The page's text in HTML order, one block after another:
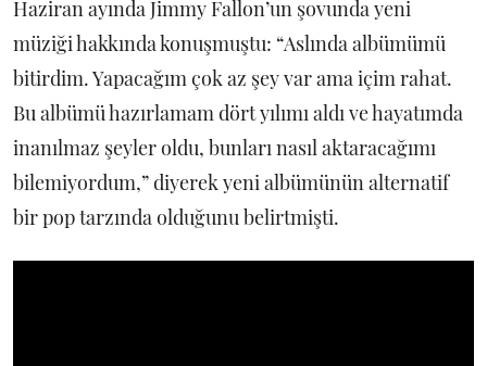
Haziran ayında Jimmy Fallon’un şovunda yeni
müziği hakkında konuşmuştu: “Aslında albümümü
bitirdim. Yapacağım çok az şey var ama içim rahat.
Bu albümü hazırlamam dört yılımı aldı ve hayatımda
inanılmaz şeyler oldu, bunları nasıl aktaracağımı
bilemiyordum,” diyerek yeni albümünün alternatif
bir pop tarzında olduğunu belirtmişti.